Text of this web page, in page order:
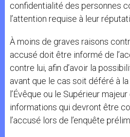
confidentialité des personnes
l’attention requise à leur
À moins de graves raisons
accusé doit être informé de
contre lui, afin d’avoir la
avant que le cas soit déféré à
l’Évêque ou le Supérieur
informations qui devront être
l’accusé lors de l’enquête